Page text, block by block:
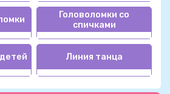
Головоломки со
спичками
Линия танца